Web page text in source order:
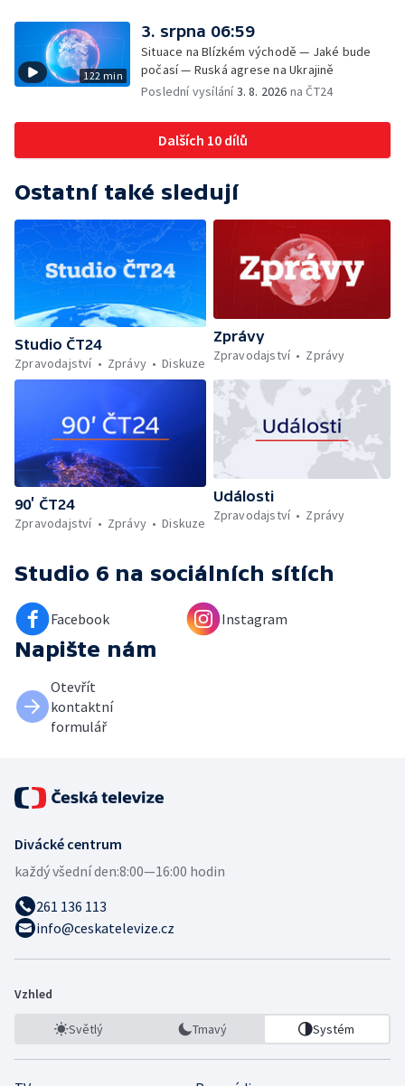
122 min
3. srpna 06:59
Situace na Blízkém východě — Jaké bude
počasí — Ruská agrese na Ukrajině
Poslední vysílání3. 8. 2026 na ČT24
Dalších 10 dílů
Ostatní také sledují
Studio ČT24
Zpravodajství
Zprávy Diskuze
Zprávy
Zpravodajství
Zprávy
90’ ČT24
Zpravodajství
Zprávy Diskuze
Události
Zpravodajství
Zprávy
Studio 6 na sociálních sítích
Facebook Instagram
Napište nám
Otevřít
kontaktní
formulář
Divácké centrum
každý všední den:8:00—16:00 hodin
261 136 113
info@ceskatelevize.cz
Vzhled
Světlý Tmavý Systém